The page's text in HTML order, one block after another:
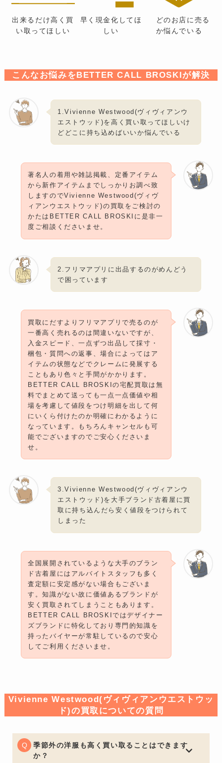
出来るだけ高く買
い取ってほしい
早く現金化してほ
しい
どのお店に売る
か悩んでいる
こんなお悩みをBETTER CALL BROSKIが解決
1.Vivienne Westwood(ヴィヴィアンウ
エストウッド)を高く買い取ってほしいけ
どどこに持ち込めばいいか悩んでいる
著名人の着用や雑誌掲載、定番アイテム
から新作アイテムまでしっかりお調べ致
しますのでVivienne Westwood(ヴィヴ
ィアンウエストウッド)の買取をご検討の
かたはBETTER CALL BROSKIに是非一
度ご相談くださいませ。
2.フリマアプリに出品するのがめんどう
で困っています
買取にだすよりフリマアプリで売るのが
一番高く売れるのは間違いないですが、
入金スピード、一点ずつ出品して採寸・
梱包・質問への返事、場合によってはア
イテムの状態などでクレームに発展する
こともあり色々と手間がかかります。
BETTER CALL BROSKIの宅配買取は無
料でまとめて送っても一点一点価値や相
場を考慮して値段をつけ明細を出して何
にいくら付けたのか明確にわかるように
なっています。もちろんキャンセルも可
能でございますのでご安心くださいま
せ。
3.Vivienne Westwood(ヴィヴィアンウ
エストウッド)を大手ブランド古着屋に買
取に持ち込んだら安く値段をつけられて
しまった
全国展開されているような大手のブラン
ド古着屋にはアルバイトスタッフも多く
査定額に安定感がない場合もございま
す。知識がない故に価値あるブランドが
安く買取されてしまうこともあります。
BETTER CALL BROSKIではデザイナー
ズブランドに特化しており専門的知識を
持ったバイヤーが常駐しているので安心
してご利用くださいませ。
Vivienne Westwood(ヴィヴィアンウエストウッ
ド)の買取についての質問
季節外の洋服も高く買い取ることはできます
か？